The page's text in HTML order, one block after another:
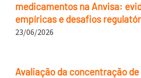
medicamentos na Anvisa:
empíricas e desafios
23/06/2026
Avaliação da concentração